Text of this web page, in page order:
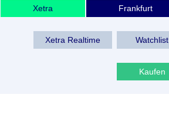
Xetra Frankfurt
Xetra Realtime Watchlist
Kaufen